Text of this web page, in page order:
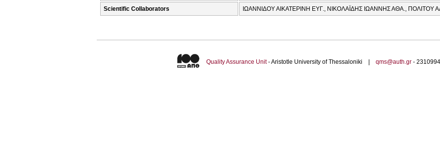
Scientific Collaborators ΙΩΑΝΝΙΔΟΥ ΑΙΚΑΤΕΡΙΝΗ ΕΥΓ., ΝΙΚΟΛΑΪΔΗΣ ΙΩΑΝΝΗΣ ΑΘΑ., ΠΟΛΙΤΟΥ
Quality Assurance Unit- Aristotle University of Thessaloniki | qms@auth.gr-